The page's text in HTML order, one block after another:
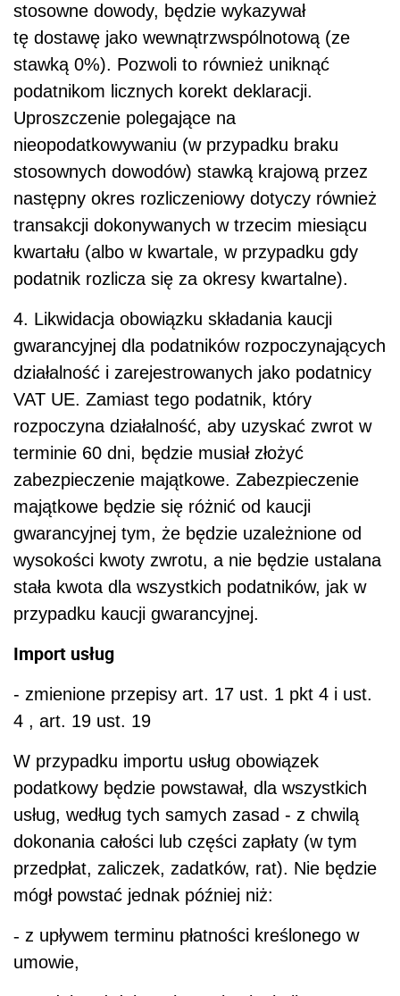
stosowne dowody, będzie wykazywał
tę dostawę jako wewnątrzwspólnotową (ze
stawką 0%). Pozwoli to również uniknąć
podatnikom licznych korekt deklaracji.
Uproszczenie polegające na
nieopodatkowywaniu (w przypadku braku
stosownych dowodów) stawką krajową przez
następny okres rozliczeniowy dotyczy również
transakcji dokonywanych w trzecim miesiącu
kwartału (albo w kwartale, w przypadku gdy
podatnik rozlicza się za okresy kwartalne).
4. Likwidacja obowiązku składania kaucji
gwarancyjnej dla podatników rozpoczynających
działalność i zarejestrowanych jako podatnicy
VAT UE. Zamiast tego podatnik, który
rozpoczyna działalność, aby uzyskać zwrot w
terminie 60 dni, będzie musiał złożyć
zabezpieczenie majątkowe. Zabezpieczenie
majątkowe będzie się różnić od kaucji
gwarancyjnej tym, że będzie uzależnione od
wysokości kwoty zwrotu, a nie będzie ustalana
stała kwota dla wszystkich podatników, jak w
przypadku kaucji gwarancyjnej.
Import usług
- zmienione przepisy art. 17 ust. 1 pkt 4 i ust.
4 , art. 19 ust. 19
W przypadku importu usług obowiązek
podatkowy będzie powstawał, dla wszystkich
usług, według tych samych zasad - z chwilą
dokonania całości lub części zapłaty (w tym
przedpłat, zaliczek, zadatków, rat). Nie będzie
mógł powstać jednak później niż:
- z upływem terminu płatności kreślonego w
umowie,